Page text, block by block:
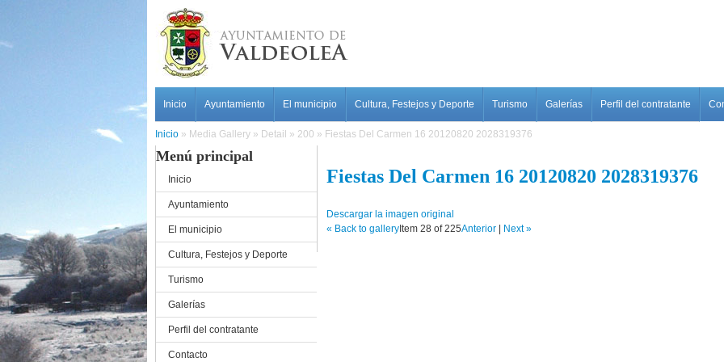
Main menu
Inicio Ayuntamiento El municipio Cultura, Festejos y Deporte Turismo Galerías Perfil del contratante
Inicio » Media Gallery » Detail » 200 » Fiestas Del Carmen 16 20120820 2028319376
Fiestas Del Carmen 16 20120820 2028319376
Descargar la imagen original
« Back to gallery Item 28 of 225Anterior Next »
Menú principal
Inicio
Ayuntamiento
El municipio
Cultura, Festejos y Deporte
Turismo
Galerías
Perfil del contratante
Contacto